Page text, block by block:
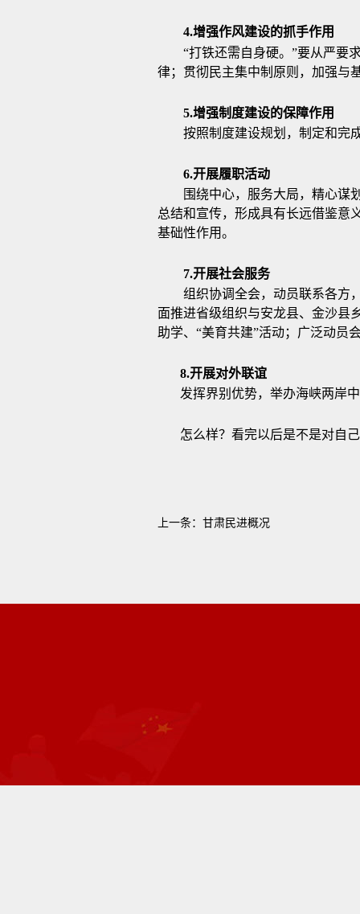
4.增强作风建设的抓手作用
“打铁还需自身硬。”要从严要
律；贯彻民主集中制原则，加强与
5.增强制度建设的保障作用
按照制度建设规划，制定和完
6.开展履职活动
围绕中心，服务大局，精心谋
总结和宣传，形成具有长远借鉴意
基础性作用。
7.开展社会服务
组织协调全会，动员联系各方
面推进省级组织与安龙县、金沙县
助学、“美育共建”活动；广泛动员
8.开展对外联谊
发挥界别优势，举办海峡两岸
怎么样？看完以后是不是对自
上一条： 甘肃民进概况